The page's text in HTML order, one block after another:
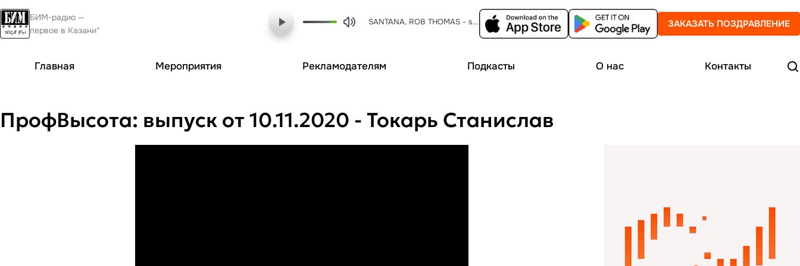
БИМ-радио —
первое в Казани*
SANTANA, ROB THOMAS - smooth ЗАКАЗАТЬ ПОЗДРАВЛЕНИЕ
Главная Мероприятия Рекламодателям Подкасты О нас Контакты
ПрофВысота: выпуск от 10.11.2020 - Токарь Станислав